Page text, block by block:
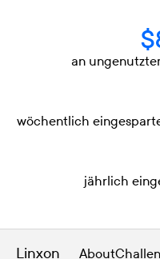
an
wöchentlich
jährlich
Linxon About